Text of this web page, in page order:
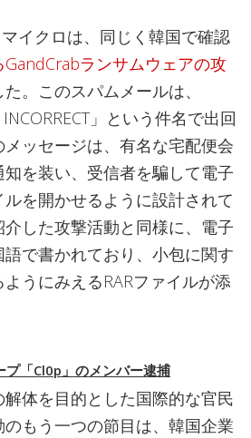
イクロは、同じく韓国で確認
ランサムウェアの攻
。このスパムメールは、
INCORRECT」という件名で出回
ッセージは、有名な宅配便会
を装い、受信者を騙して電子
を開かせるように設計されて
した攻撃活動と同様に、電子
で書かれており、小包に関す
うにみえるRARファイルが添
プ「Cl0p」のメンバー逮捕
体を目的とした国際的な官民
もう一つの節目は、韓国企業